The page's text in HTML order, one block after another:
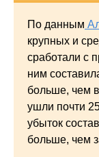
По данным
крупных и
сработали с
ним
больше, чем
ушли почти
убыток
больше, чем